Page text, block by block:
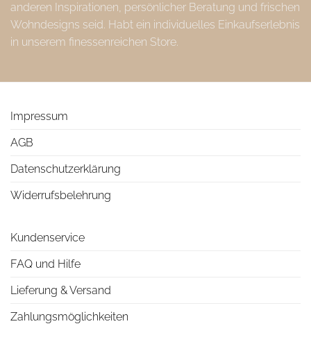
anderen Inspirationen, persönlicher Beratung und frischen
Wohndesigns seid. Habt ein individuelles Einkaufserlebnis
in unserem finessenreichen Store.
Impressum
AGB
Datenschutzerklärung
Widerrufsbelehrung
Kundenservice
FAQ und Hilfe
Lieferung & Versand
Zahlungsmöglichkeiten